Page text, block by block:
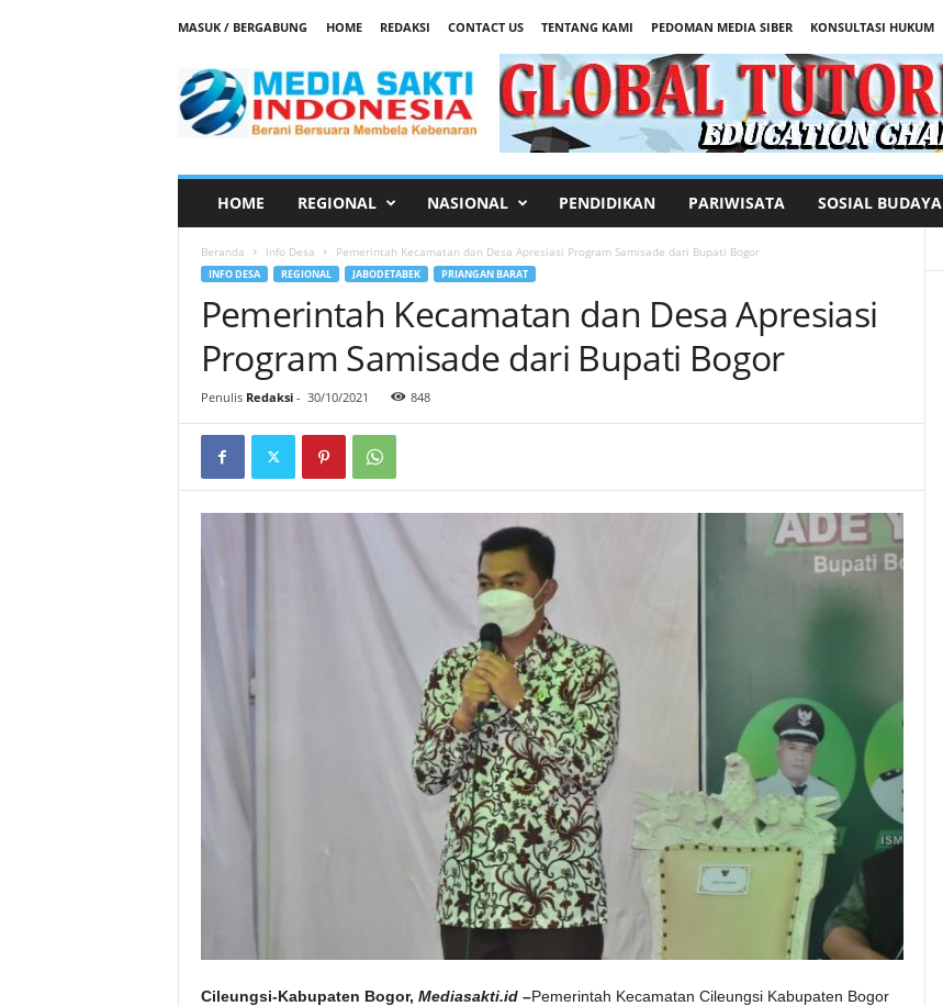
MASUK / BERGABUNG HOME REDAKSI CONTACT US TENTANG KAMI PEDOMAN MEDIA SIBER
KONSULTASI HUKUM
d
HOME REGIONAL NASIONAL PENDIDIKAN PARIWISATA SOSIAL BUDAYA
Beranda Info Desa Pemerintah Kecamatan dan Desa Apresiasi Program Samisade dari Bupati Bogor
INFO DESA REGIONAL JABODETABEK PRIANGAN BARAT
Pemerintah Kecamatan dan Desa Apresiasi
Program Samisade dari Bupati Bogor
Penulis Redaksi- 30/10/2021 848
Cileungsi-Kabupaten Bogor, Mediasakti.id –Pemerintah Kecamatan Cileungsi Kabupaten Bogor